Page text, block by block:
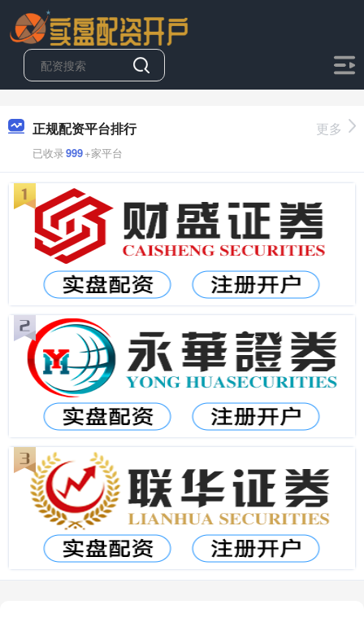
正规配资平台排行
已收录999+家平台
更多